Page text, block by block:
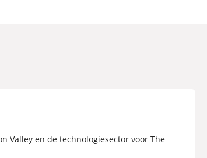
Valley en de technologiesector voor The